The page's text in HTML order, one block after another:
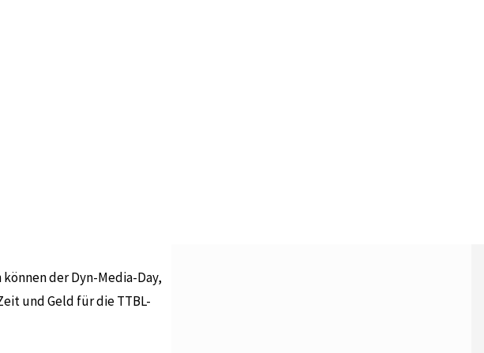
der Deutschen
zu berücksichtigen, die
ab der ersten Runde
der Dyn-Media-Day,
und Geld für die TTBL-